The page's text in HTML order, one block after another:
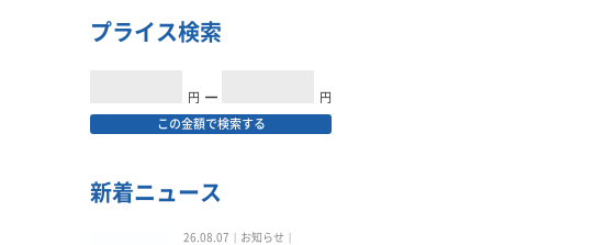
プライス検索
円 ━ 円
この金額で検索する
新着ニュース
26.08.07
お知らせ